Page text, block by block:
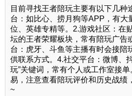
目前寻找王者陪玩主要有以下几种
台：如比心、捞月狗等APP，有大
位、英雄专精等。2.游戏社区：在
坛的王者荣耀板块，常有陪玩广告
台：虎牙、斗鱼等主播有时会接陪
供联系方式。4.社交平台：微博、
玩”关键词，常有个人或工作室接
易，注意查看陪玩评价和历史战绩
~